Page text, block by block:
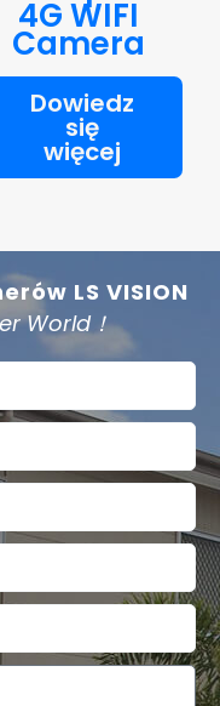
4G WIFI
Camera
Dowiedz
się
więcej
LS VISION
World！